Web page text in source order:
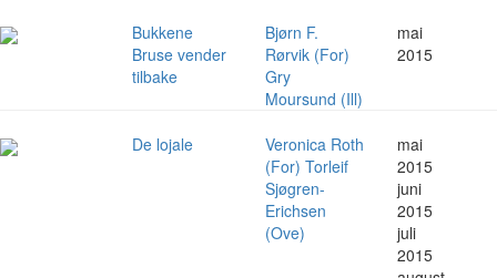
Bukkene
Bruse vender
tilbake
Bjørn F.
Rørvik (For)
Gry
Moursund (Ill)
mai
2015
De lojale
Veronica Roth
(For) Torleif
Sjøgren-
Erichsen
(Ove)
mai
2015
juni
2015
juli
2015